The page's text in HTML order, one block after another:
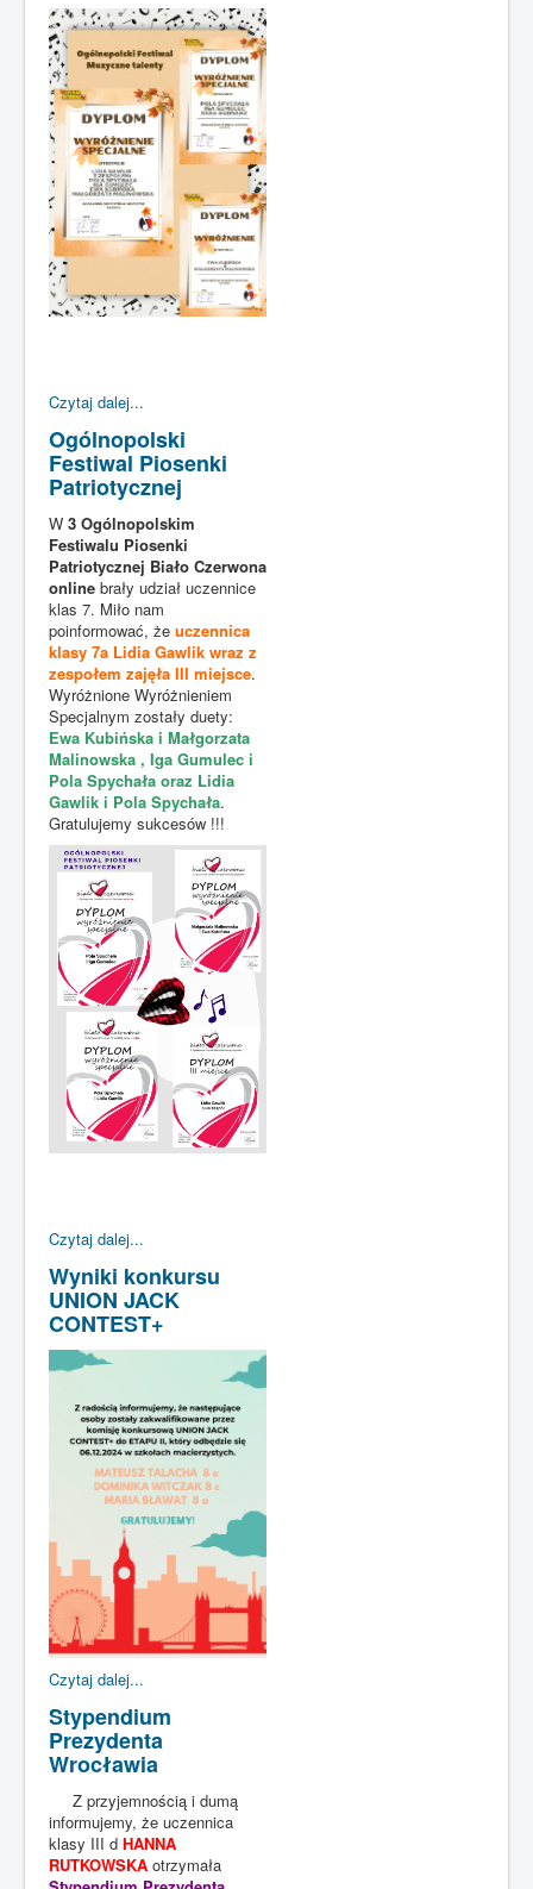
Czytaj dalej...
Ogólnopolski
Festiwal Piosenki
Patriotycznej
W 3 Ogólnopolskim
Festiwalu Piosenki
Patriotycznej Biało Czerwona
online brały udział uczennice
klas 7. Miło nam
poinformować, że uczennica
klasy 7a Lidia Gawlik wraz z
zespołem zajęła III miejsce.
Wyróżnione Wyróżnieniem
Specjalnym zostały duety:
Ewa Kubińska i Małgorzata
Malinowska , Iga Gumulec i
Pola Spychała oraz Lidia
Gawlik i Pola Spychała.
Gratulujemy sukcesów !!!
Czytaj dalej...
Wyniki konkursu
UNION JACK
CONTEST+
Czytaj dalej...
Stypendium
Prezydenta
Wrocławia
Z przyjemnością i dumą
informujemy, że uczennica
klasy III d HANNA
RUTKOWSKA otrzymała